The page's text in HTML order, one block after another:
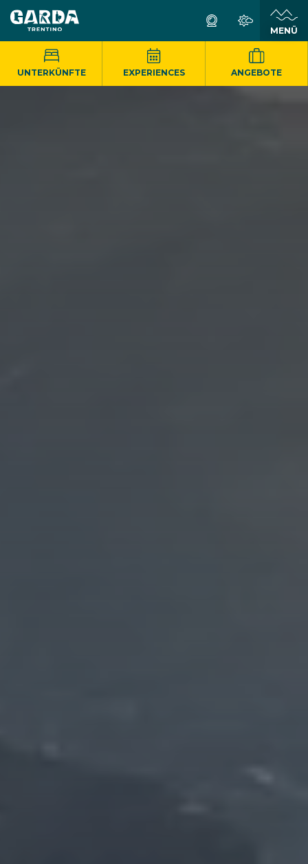
MENÜ
UNTERKÜNFTE EXPERIENCES ANGEBOTE